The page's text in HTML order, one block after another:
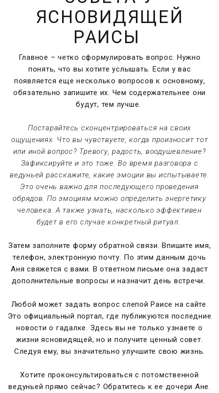
ЯСНОВИДЯЩЕЙ
РАИСЫ
Главное – четко сформулировать вопрос. Нужно
понять, что вы хотите услышать. Если у вас
появляется еще несколько вопросов к основному,
обязательно запишите их. Чем содержательнее они
будут, тем лучше.
Постарайтесь сконцентрироваться на своих
ощущениях. Что вы чувствуете, когда произносит тот
или иной вопрос? Тревогу, радость, воодушевление?
Зафиксируйте и это тоже. Во время разговора с
ведуньей расскажите, какие эмоции вы испытываете.
Это очень важно для последующего проведения
обрядов. По эмоциям можно определить энергетику
человека. А также узнать, насколько эффективен
будет в его случае конкретный ритуал.
Затем заполните форму обратной связи. Впишите имя,
телефон, электронную почту. По этим данным дочь
Аня свяжется с вами. В ответном письме она задаст
дополнительные вопросы и назначит день встречи.
Любой может задать вопрос слепой Раисе на сайте.
Это официальный портал, где публикуются последние
новости о гадалке. Здесь вы не только узнаете о
жизни ясновидящей, но и получите ценный совет.
Следуя ему, вы значительно улучшите свою жизнь.
Хотите проконсультироваться с потомственной
ведуньей прямо сейчас? Обратитесь к ее дочери Ане.